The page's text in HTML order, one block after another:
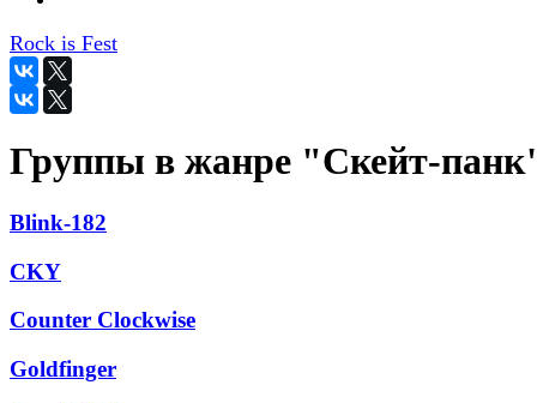
Rock is Fest
Группы в жанре "Скейт-
Blink-182
CKY
Counter Clockwise
Goldfinger